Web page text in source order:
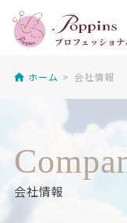
ホーム 会社情報
会社情報